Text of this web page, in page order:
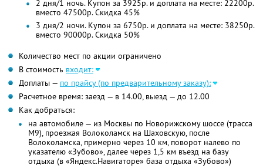
2 дня/1 ночь. Купон за 3925р. и доплата на месте: 22200р.
вместо 47500р.Скидка 45%
3 дня/2 ночи. Купон за 6750р. и доплата на месте: 38250р.
вместо 90000р.Скидка 50%
Количество мест по акции ограничено
В стоимость входит:
Доплаты — по прайсу (по предварительному заказу):
Расчетное время: заезд — в 14.00, выезд — до 12.00
Как добраться:
на автомобиле — из Москвы по Новорижскому шоссе (трасса
М9), проезжая Волоколамск на Шаховскую, после
Волоколамска, примерно через 10 км, поворот налево по
указателю «Зубово», далее через 1,5 км въезд на базу
отдыха (в «Яндекс.Навигаторе» база отдыха «Зубово»)